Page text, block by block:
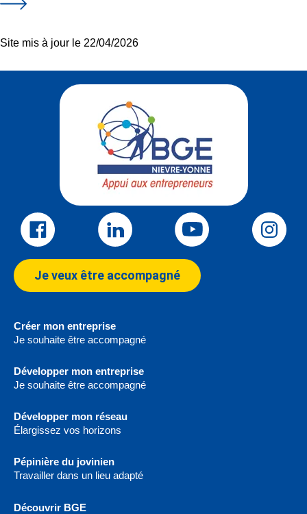
Site mis à jour le 22/04/2026
Je veux être accompagné
Créer mon entreprise
Je souhaite être accompagné
Développer mon entreprise
Je souhaite être accompagné
Développer mon réseau
Élargissez vos horizons
Pépinière du jovinien
Travailler dans un lieu adapté
Découvrir BGE